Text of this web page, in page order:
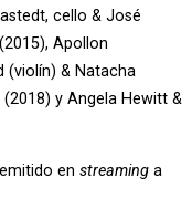
cello & José
Apollon
(violín) & Natacha
y Angela Hewitt &
en streaming a